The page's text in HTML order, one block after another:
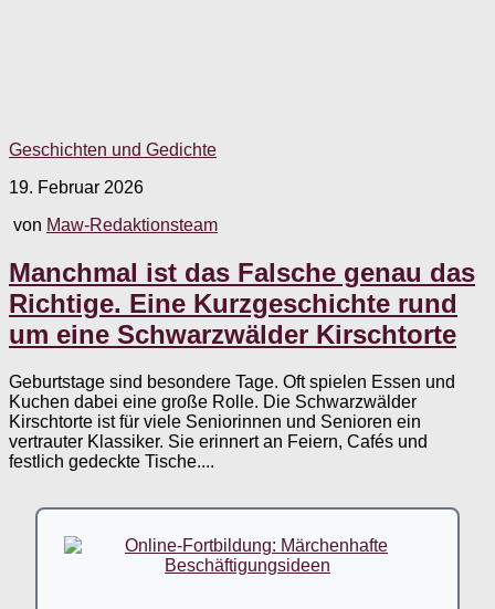
Geschichten und Gedichte
19. Februar 2026
von Maw-Redaktionsteam
Manchmal ist das Falsche genau das
Richtige. Eine Kurzgeschichte rund
um eine Schwarzwälder Kirschtorte
Geburtstage sind besondere Tage. Oft spielen Essen und
Kuchen dabei eine große Rolle. Die Schwarzwälder
Kirschtorte ist für viele Seniorinnen und Senioren ein
vertrauter Klassiker. Sie erinnert an Feiern, Cafés und
festlich gedeckte Tische....